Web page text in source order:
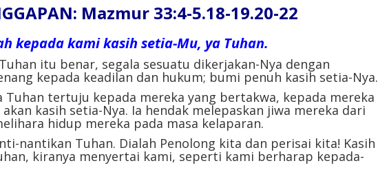
Mazmur 33:4-5.18-19.20-22
kepada kami kasih setia-Mu, ya Tuhan.
itu benar, segala sesuatu dikerjakan-Nya dengan
kepada keadilan dan hukum; bumi penuh kasih setia-Nya.
Tuhan tertuju kepada mereka yang bertakwa, kepada mereka
kasih setia-Nya. Ia hendak melepaskan jiwa mereka dari
hidup mereka pada masa kelaparan.
nantikan Tuhan. Dialah Penolong kita dan perisai kita! Kasih
kiranya menyertai kami, seperti kami berharap kepada-